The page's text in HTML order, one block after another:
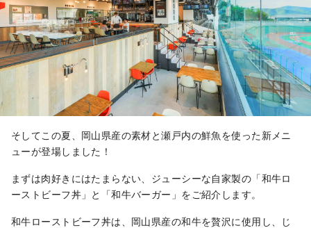
そしてこの夏、岡山県産の素材と瀬戸内の鮮魚を使った新メニ
ューが登場しました！
まずは肉好きにはたまらない、ジューシーな自家製の「和牛ロ
ーストビーフ丼」と「和牛バーガー」をご紹介します。
和牛ローストビーフ丼は、岡山県産の和牛を贅沢に使用し、じ